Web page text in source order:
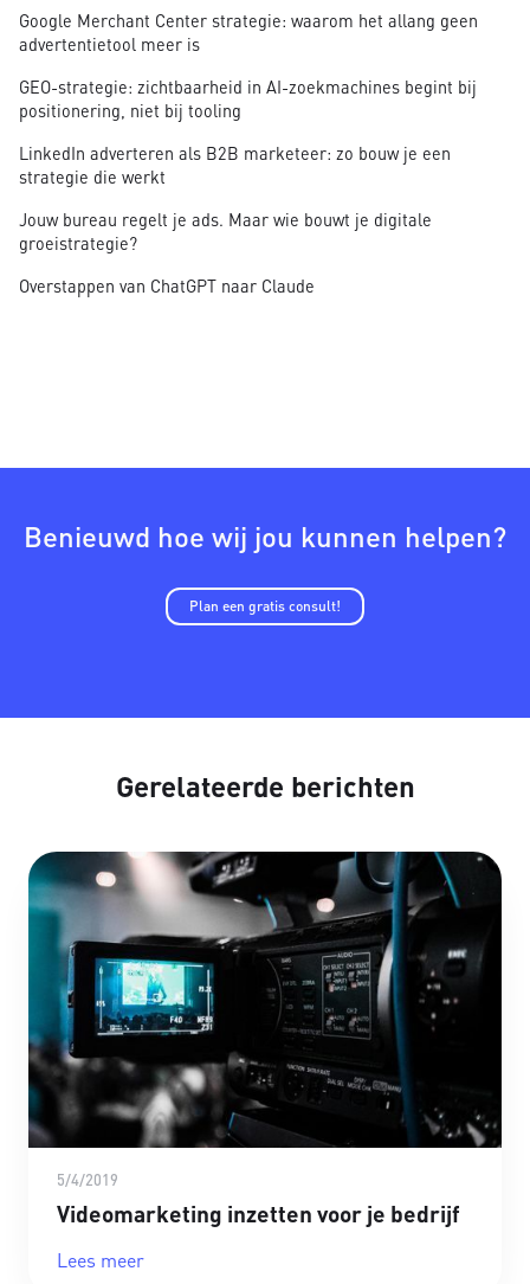
Google Merchant Center strategie: waarom het allang geen
advertentietool meer is
GEO-strategie: zichtbaarheid in AI-zoekmachines begint bij
positionering, niet bij tooling
LinkedIn adverteren als B2B marketeer: zo bouw je een
strategie die werkt
Jouw bureau regelt je ads. Maar wie bouwt je digitale
groeistrategie?
Overstappen van ChatGPT naar Claude
Benieuwd hoe wij jou kunnen helpen?
Plan een gratis consult!
Gerelateerde berichten
5/4/2019
Videomarketing inzetten voor je bedrijf
Lees meer